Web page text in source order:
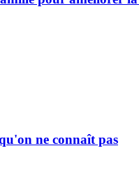
ne connaît pas